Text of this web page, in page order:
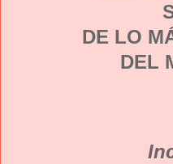
DE LO
DEL